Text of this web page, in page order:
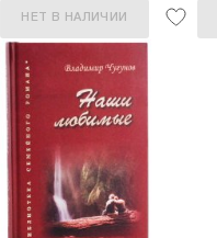
НЕТ В НАЛИЧИИ